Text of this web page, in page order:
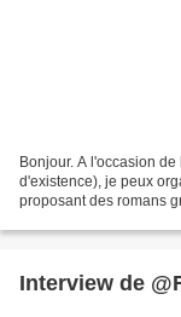
Bonjour. A l'occasion
d'existence), je peux
proposant des romans
Interview de